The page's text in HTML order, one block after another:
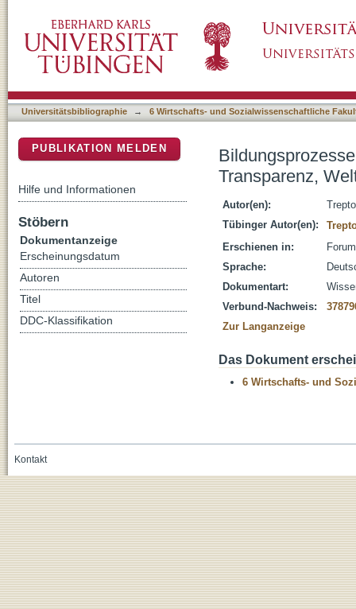
Universitätsbibliographie → 6 Wirtschafts- und Sozialwissenschaftliche
Transparenz,
Autor(en):
Tübinger Autor(en):
Erschienen in:
Sprache:
Dokumentart:
Verbund-Nachweis:
Zur Langanzeige
Das Dokument
6 Wirtschafts- und
PUBLIKATION MELDEN
Hilfe und Informationen
Stöbern
Dokumentanzeige
Erscheinungsdatum
Autoren
Titel
DDC-Klassifikation
Kontakt